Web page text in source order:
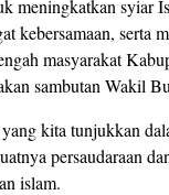
meningkatkan syiar
kebersamaan, serta
masyarakat
sambutan Wakil
yang kita tunjukkan
persaudaraan
islam.